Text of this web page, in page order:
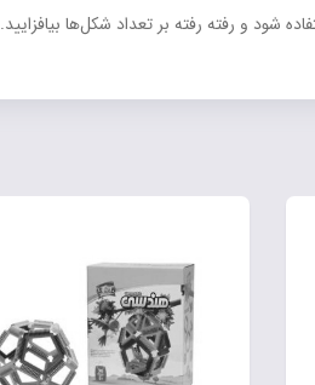
شود و رفته رفته بر تعداد شکل‌ها بیافزایید.